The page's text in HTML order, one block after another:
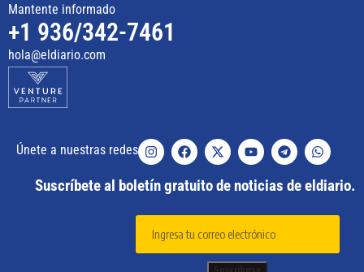
Mantente informado
+1 936/342-7461
hola@eldiario.com
Únete a nuestras redes
Suscríbete al boletín gratuito de noticias de eldiario.